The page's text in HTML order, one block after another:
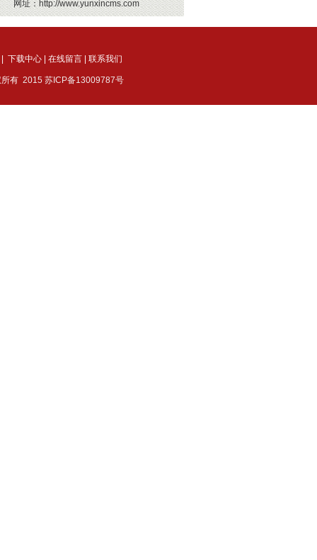
网址： http://www.yunxincms.com
下载中心 在线留言 联系我们
有 2015 苏ICP备13009787号